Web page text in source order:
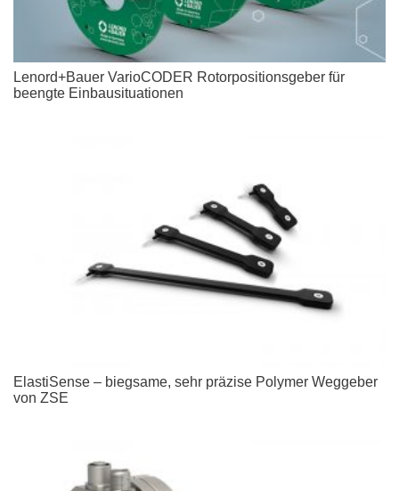
Lenord+Bauer VarioCODER Rotorpositionsgeber für
beengte Einbausituationen
ElastiSense – biegsame, sehr präzise Polymer Weggeber
von ZSE